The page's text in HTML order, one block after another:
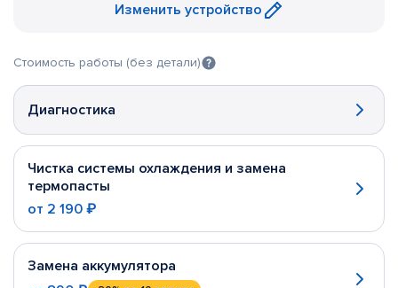
Изменить устройство
Стоимость работы (без детали)
Диагностика
Чистка системы охлаждения и замена
термопасты
от 2 190 ₽
Замена аккумулятора